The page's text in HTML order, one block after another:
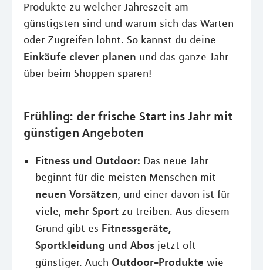
Produkte zu welcher Jahreszeit am
günstigsten sind und warum sich das Warten
oder Zugreifen lohnt. So kannst du deine
Einkäufe clever planen und das ganze Jahr
über beim Shoppen sparen!
Frühling: der frische Start ins Jahr mit
günstigen Angeboten
Fitness und Outdoor: Das neue Jahr
beginnt für die meisten Menschen mit
neuen Vorsätzen, und einer davon ist für
viele, mehr Sport zu treiben. Aus diesem
Grund gibt es Fitnessgeräte,
Sportkleidung und Abos jetzt oft
günstiger. Auch Outdoor-Produkte wie